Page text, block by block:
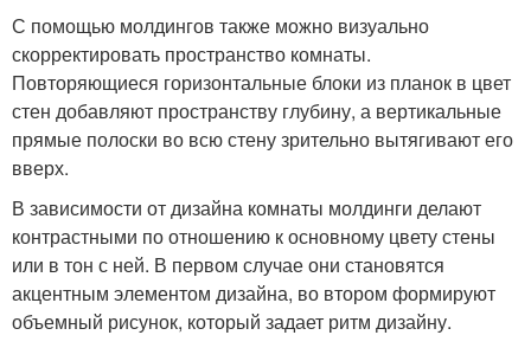
С помощью молдингов также можно визуально
скорректировать пространство комнаты.
Повторяющиеся горизонтальные блоки из планок в цвет
стен добавляют пространству глубину, а вертикальные
прямые полоски во всю стену зрительно вытягивают его
вверх.
В зависимости от дизайна комнаты молдинги делают
контрастными по отношению к основному цвету стены
или в тон с ней. В первом случае они становятся
акцентным элементом дизайна, во втором формируют
объемный рисунок, который задает ритм дизайну.